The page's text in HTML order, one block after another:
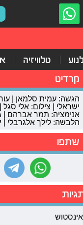
טלוויזיה
קרדיט
הגשה: עמית סלמאן |
ישראלי | צילום: אלי
אנימציה: תמר אברהם |
הלבשה: לילך אלגרבלי |
שתפו
אינסטוש